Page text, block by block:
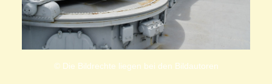
© Die Bildrechte liegen bei den Bildautoren